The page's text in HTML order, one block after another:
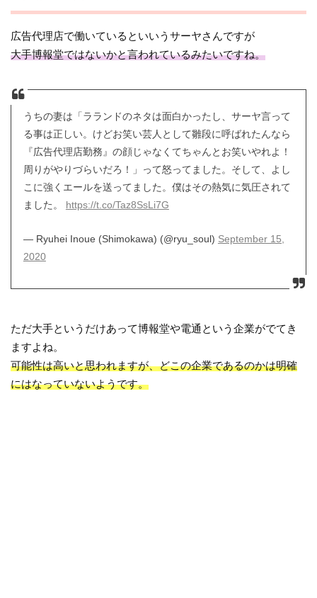
広告代理店で働いているといいうサーヤさんですが
大手博報堂ではないかと言われているみたいですね。
うちの妻は「ラランドのネタは面白かったし、サーヤ言って
る事は正しい。けどお笑い芸人として雛段に呼ばれたんなら
『広告代理店勤務』の顔じゃなくてちゃんとお笑いやれよ！
周りがやりづらいだろ！」って怒ってました。そして、よし
こに強くエールを送ってました。僕はその熱気に気圧されて
ました。 https://t.co/Taz8SsLi7G
— Ryuhei Inoue (Shimokawa) (@ryu_soul) September 15,
2020
ただ大手というだけあって博報堂や電通という企業がでてき
ますよね。
可能性は高いと思われますが、どこの企業であるのかは明確
にはなっていないようです。